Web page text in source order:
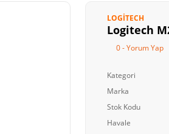
LOGITECH
Logitech
0 - Yorum Yap
Kategori
Marka
Stok Kodu
Havale